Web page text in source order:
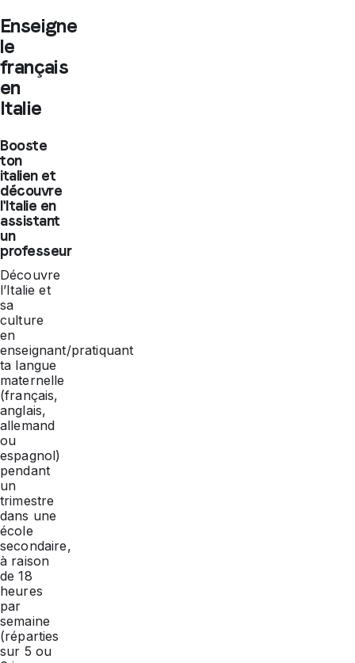
Enseigne
le
français
en
Italie
Booste
ton
italien et
découvre
l'Italie en
assistant
un
professeur
Découvre
l’Italie et
sa
culture
en
enseignant/pratiquant
ta langue
maternelle
(français,
anglais,
allemand
ou
espagnol)
pendant
un
trimestre
dans une
école
secondaire,
à raison
de 18
heures
par
semaine
(réparties
sur 5 ou